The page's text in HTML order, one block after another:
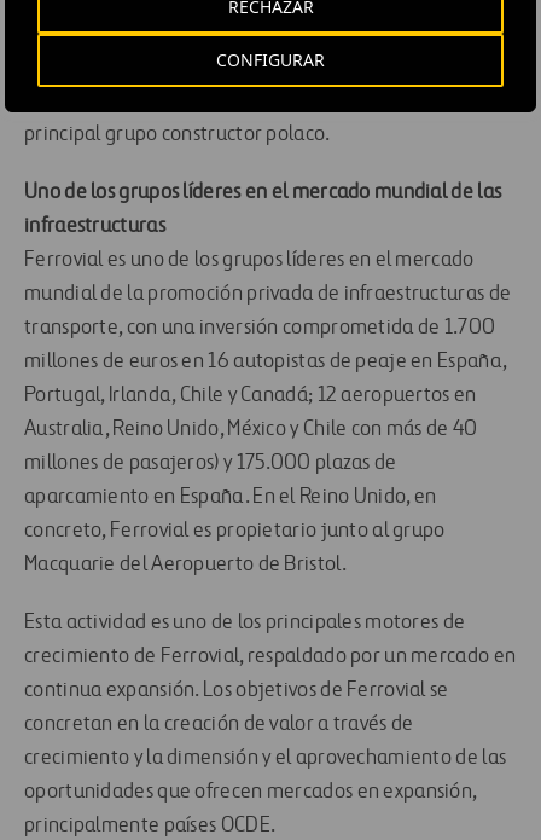
CONFIGURAR
RECHAZAR
España se ha reforzado con un serio posicionamiento en
el exterior: zona OCDE, países de Latinoamérica y
principal grupo constructor polaco.
Uno de los grupos líderes en el mercado mundial de las
infraestructuras
Ferrovial es uno de los grupos líderes en el mercado
mundial de la promoción privada de infraestructuras de
transporte, con una inversión comprometida de 1.700
millones de euros en 16 autopistas de peaje en España,
Portugal, Irlanda, Chile y Canadá; 12 aeropuertos en
Australia, Reino Unido, México y Chile con más de 40
millones de pasajeros) y 175.000 plazas de
aparcamiento en España. En el Reino Unido, en
concreto, Ferrovial es propietario junto al grupo
Macquarie del Aeropuerto de Bristol.
Esta actividad es uno de los principales motores de
crecimiento de Ferrovial, respaldado por un mercado en
continua expansión. Los objetivos de Ferrovial se
concretan en la creación de valor a través de
crecimiento y la dimensión y el aprovechamiento de las
oportunidades que ofrecen mercados en expansión,
principalmente países OCDE.